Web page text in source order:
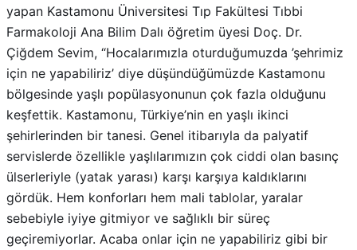
yapan Kastamonu Üniversitesi Tıp Fakültesi Tıbbi
Farmakoloji Ana Bilim Dalı öğretim üyesi Doç. Dr.
Çiğdem Sevim, “Hocalarımızla oturduğumuzda ’şehrimiz
için ne yapabiliriz’ diye düşündüğümüzde Kastamonu
bölgesinde yaşlı popülasyonunun çok fazla olduğunu
keşfettik. Kastamonu, Türkiye’nin en yaşlı ikinci
şehirlerinden bir tanesi. Genel itibarıyla da palyatif
servislerde özellikle yaşlılarımızın çok ciddi olan basınç
ülserleriyle (yatak yarası) karşı karşıya kaldıklarını
gördük. Hem konforları hem mali tablolar, yaralar
sebebiyle iyiye gitmiyor ve sağlıklı bir süreç
geçiremiyorlar. Acaba onlar için ne yapabiliriz gibi bir